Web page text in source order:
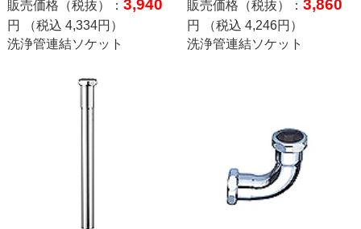
販売価格（税抜）： 3,940
円 （税込 4,334円）
洗浄管連結ソケット
販売価格（税抜）：3,860
円 （税込4,246円）
洗浄管連結ソケット